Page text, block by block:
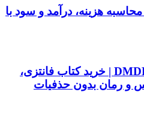
هزینه، درآمد و سود با
فروشگاه کتاب DMDBook | خرید کتاب فانتزی،
و رمان بدون حذفیات